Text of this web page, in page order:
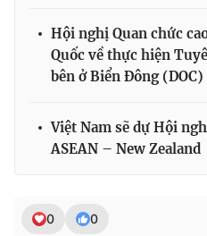
THỜI BÁO VTV
Cơ quan chủ quản:
Hội nghị Quan chức
Quốc về thực hiện
bên ở Biển Đông
Việt Nam sẽ dự Hội
ASEAN – New Zealand
0 0